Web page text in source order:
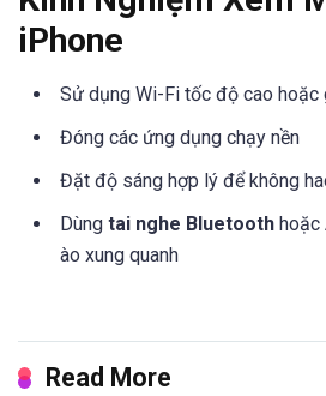
iPhone
Sử dụng Wi-Fi tốc độ cao hoặc
Đóng các ứng dụng chạy nền
Đặt độ sáng hợp lý để không
Dùng tai nghe Bluetooth hoặc
ào xung quanh
Read More